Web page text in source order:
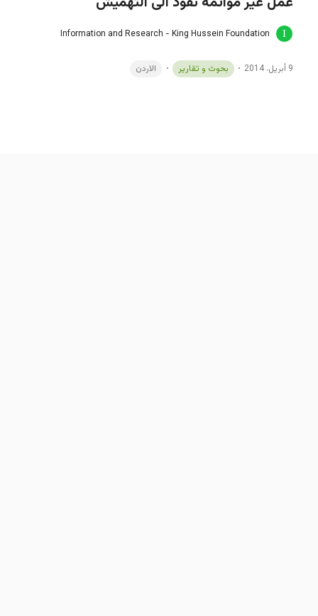
Information and Research - King Hussein Foundation
9 أبريل، 2014 بحوث و تقارير الاردن